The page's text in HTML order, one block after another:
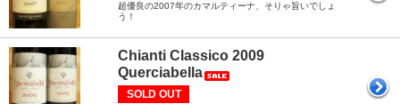
超優良の2007年のカマルティーナ、そりゃ旨いでしょ
う！
Chianti Classico 2009
Querciabella
SOLD OUT